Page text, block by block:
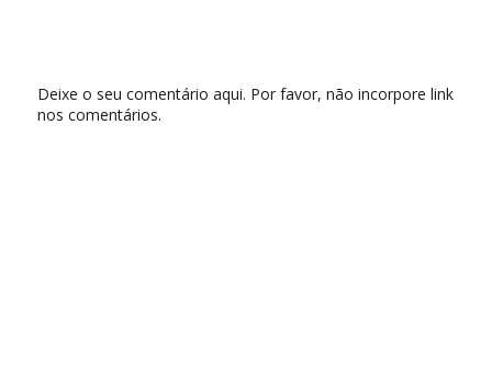
Deixe o seu comentário aqui. Por favor, não incorpore link
nos comentários.